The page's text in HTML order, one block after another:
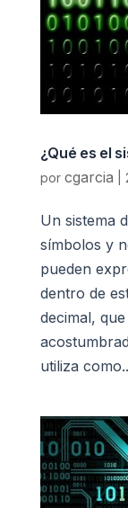
¿Qué es el
por cgarcia
Un sistema
símbolos y
pueden
dentro de
decimal,
utiliza